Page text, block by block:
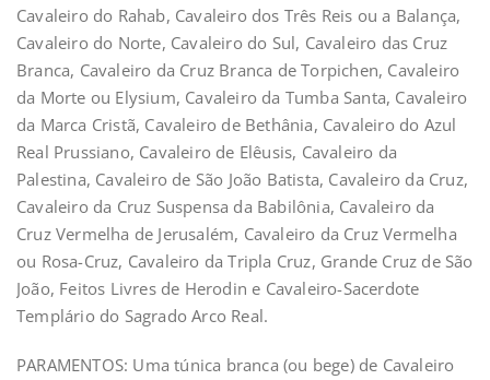
Cavaleiro do Rahab, Cavaleiro dos Três Reis ou a Balança,
Cavaleiro do Norte, Cavaleiro do Sul, Cavaleiro das Cruz
Branca, Cavaleiro da Cruz Branca de Torpichen, Cavaleiro
da Morte ou Elysium, Cavaleiro da Tumba Santa, Cavaleiro
da Marca Cristã, Cavaleiro de Bethânia, Cavaleiro do Azul
Real Prussiano, Cavaleiro de Elêusis, Cavaleiro da
Palestina, Cavaleiro de São João Batista, Cavaleiro da Cruz,
Cavaleiro da Cruz Suspensa da Babilônia, Cavaleiro da
Cruz Vermelha de Jerusalém, Cavaleiro da Cruz Vermelha
ou Rosa-Cruz, Cavaleiro da Tripla Cruz, Grande Cruz de São
João, Feitos Livres de Herodin e Cavaleiro-Sacerdote
Templário do Sagrado Arco Real.
PARAMENTOS: Uma túnica branca (ou bege) de Cavaleiro